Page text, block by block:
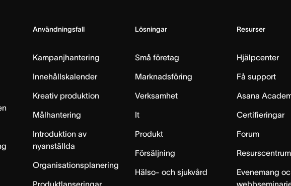
Användningsfall
Kampanjhantering
Innehållskalender
Kreativ produktion
Målhantering
Introduktion av
nyanställda
Organisationsplanering
Produktlanseringar
Lösningar
Små företag
Marknadsföring
Verksamhet
It
Produkt
Försäljning
Hälso- och sjukvård
Resurser
Hjälpcenter
Få support
Asana
Certifieringar
Forum
Resurscentrum
Evenemang